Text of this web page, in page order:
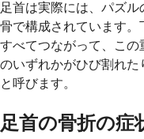
足首は実際には、パズ
骨で構成されています
すべてつながって、こ
のいずれかがひび割れ
と呼びます。
足首の骨折の症